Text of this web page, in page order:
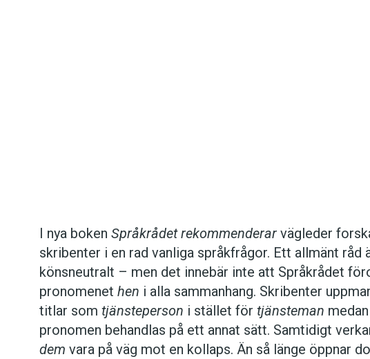
Hantera cookie-inställningar
I nya boken Språkrådet rekommenderar vägleder
skribenter i en rad vanliga språkfrågor. Ett allmänt
könsneutralt – men det innebär inte att Språkrådet
pronomenet hen i alla sammanhang. Skribenter
titlar som tjänsteperson i stället för tjänsteman medan
pronomen behandlas på ett annat sätt. Samtidigt
dem vara på väg mot en kollaps. Än så länge öppnar